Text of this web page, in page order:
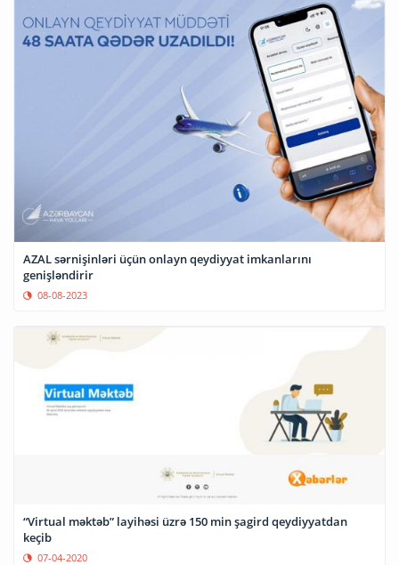
AZAL sərnişinləri üçün onlayn qeydiyyat imkanlarını
genişləndirir
08-08-2023
“Virtual məktəb” layihəsi üzrə 150 min şagird qeydiyyatdan
keçib
07-04-2020